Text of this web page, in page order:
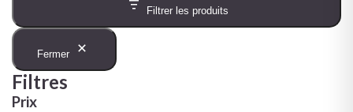
Filtrer les produits
Fermer
Filtres
Prix